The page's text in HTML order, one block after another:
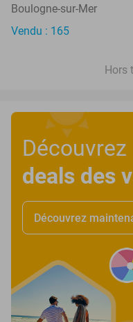
Boulogne-sur-Mer
Vendu : 165
Hors
deals des
Découvrez